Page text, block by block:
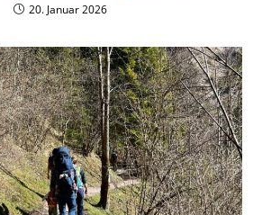
20. Januar 2026